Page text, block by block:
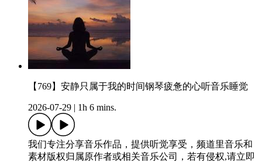
【769】安静只属于我的时间钢琴疲惫的心听音乐睡觉
2026-07-29 1h 6 mins.
我们专注分享音乐作品，提供听觉享受，频道里音乐和
素材版权归属原作者或相关音乐公司，若有侵权,请立即